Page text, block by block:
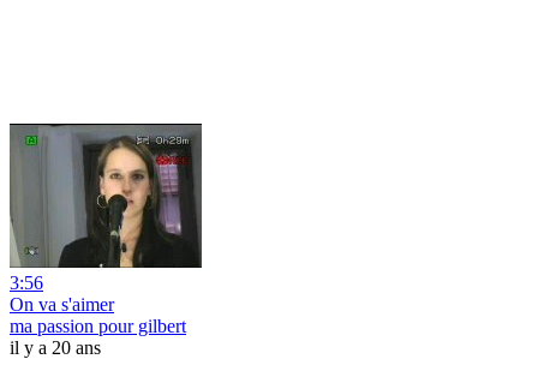
3:56
On va s'aimer
ma passion pour gilbert
il y a 20 ans